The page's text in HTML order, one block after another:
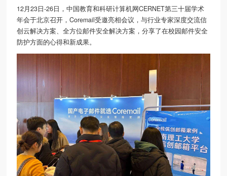
12月23日-26日，中国教育和科研计算机网CERNET第三十届学术
年会于北京召开，Coremail受邀亮相会议，与行业专家深度交流信
创云解决方案、全方位邮件安全解决方案，分享了在校园邮件安全
防护方面的心得和新成果。